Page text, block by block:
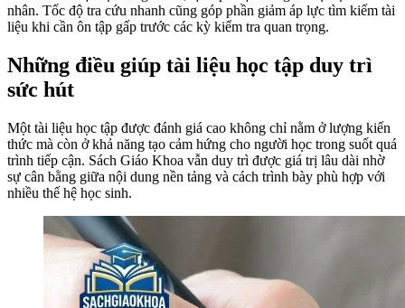
nhân. Tốc độ tra cứu nhanh cũng góp phần giảm áp lực tìm kiếm tài
liệu khi cần ôn tập gấp trước các kỳ kiểm tra quan trọng.
Những điều giúp tài liệu học tập duy trì
sức hút
Một tài liệu học tập được đánh giá cao không chỉ nằm ở lượng kiến
thức mà còn ở khả năng tạo cảm hứng cho người học trong suốt quá
trình tiếp cận. Sách Giáo Khoa vẫn duy trì được giá trị lâu dài nhờ
sự cân bằng giữa nội dung nền tảng và cách trình bày phù hợp với
nhiều thế hệ học sinh.